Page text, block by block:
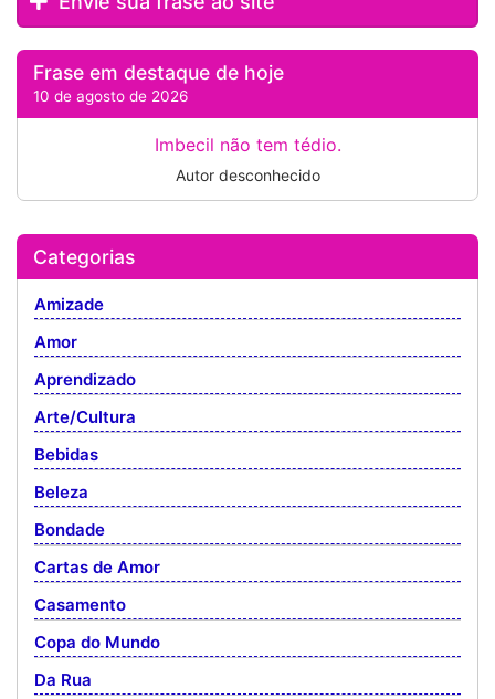
Frase em destaque de hoje
10 de agosto de 2026
Imbecil não tem tédio.
Autor desconhecido
Categorias
Amizade
Amor
Aprendizado
Arte/Cultura
Bebidas
Beleza
Bondade
Cartas de Amor
Casamento
Copa do Mundo
Da Rua